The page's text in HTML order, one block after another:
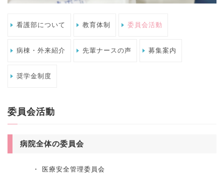
看護部について 教育体制 委員会活動
病棟・外来紹介 先輩ナースの声 募集案内
奨学金制度
委員会活動
病院全体の委員会
・ 医療安全管理委員会